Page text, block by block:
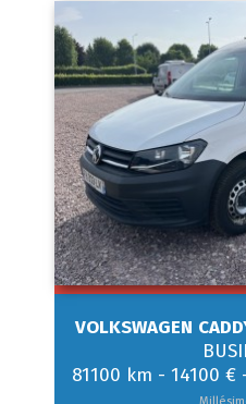
VOLKSWAGEN
81100 km - 14100 €